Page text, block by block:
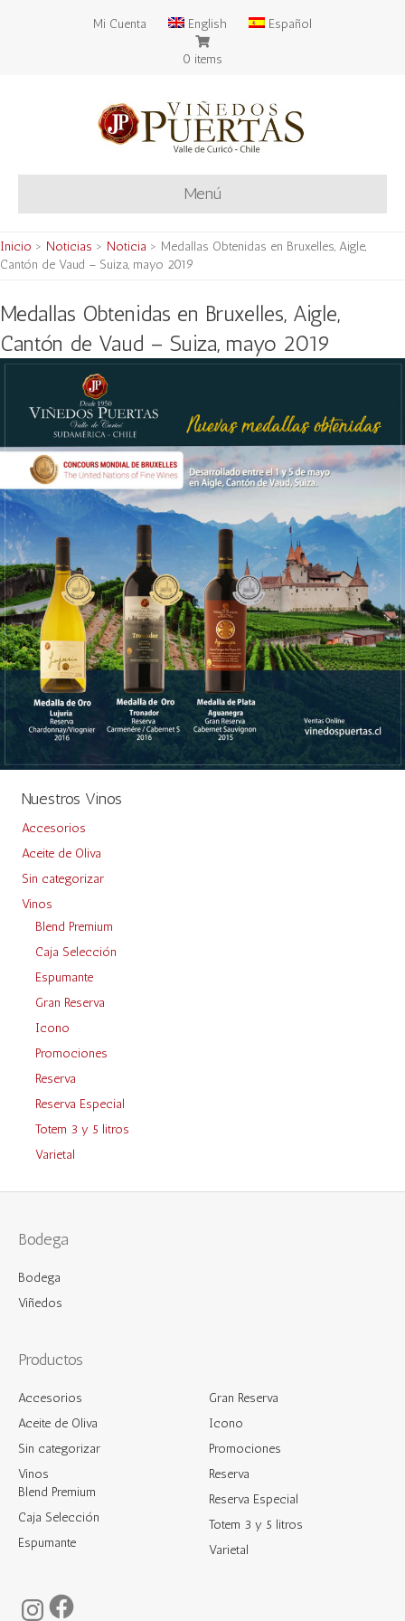
Mi Cuenta English Español
0 items
Menú
Inicio > Noticias > Noticia > Medallas Obtenidas en Bruxelles, Aigle,
Cantón de Vaud – Suiza, mayo 2019
Medallas Obtenidas en Bruxelles, Aigle,
Cantón de Vaud – Suiza, mayo 2019
Nuestros Vinos
Accesorios
Aceite de Oliva
Sin categorizar
Vinos
Blend Premium
Caja Selección
Espumante
Gran Reserva
Icono
Promociones
Reserva
Reserva Especial
Totem 3 y 5 litros
Varietal
Bodega
Bodega
Viñedos
Productos
Accesorios
Aceite de Oliva
Sin categorizar
Vinos
Blend Premium
Caja Selección
Espumante
Gran Reserva
Icono
Promociones
Reserva
Reserva Especial
Totem 3 y 5 litros
Varietal
Instagram
Facebook